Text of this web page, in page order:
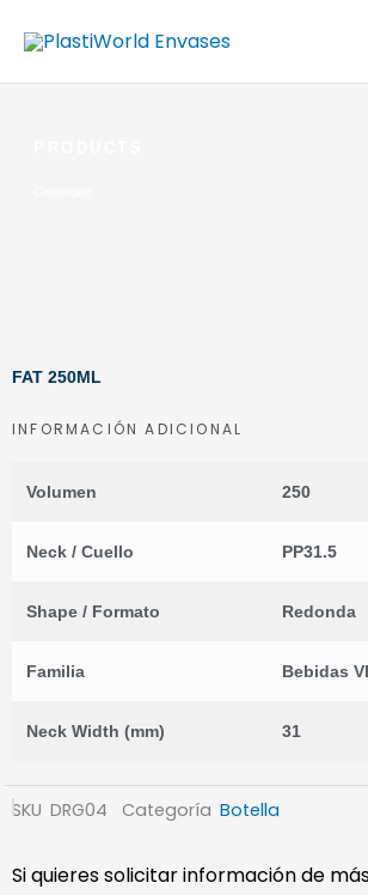
contenido
FAT 250ML
INFORMACIÓN ADICIONAL
Volumen 250
Neck / Cuello PP31.5
Shape / Formato Redonda
Familia Bebidas
Neck Width (mm) 31
SKU DRG04 Categoría Botella
Si quieres solicitar información de